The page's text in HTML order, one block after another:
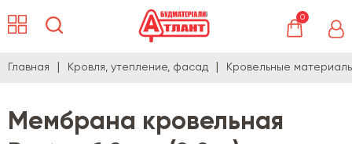
0
Главная Кровля, утепление, фасад Кровельные
Мембрана кровельная